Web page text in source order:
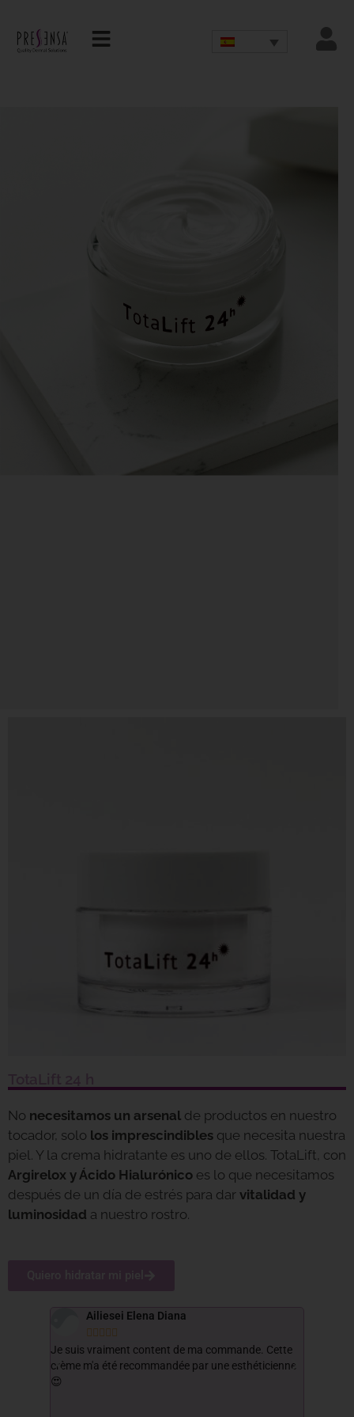
No necesitamos un arsenal de productos en nuestro
tocador, solo los imprescindibles que necesita nuestra
piel. Y la crema hidratante es uno de ellos. TotaLift, con
Argirelox y Ácido Hialurónico es lo que necesitamos
después de un día de estrés para dar vitalidad y
luminosidad a nuestro rostro.
Ailiesei Elena Diana
    
Je suis vraiment content de ma commande. Cette
crème m'a été recommandée par une esthéticienne
😍